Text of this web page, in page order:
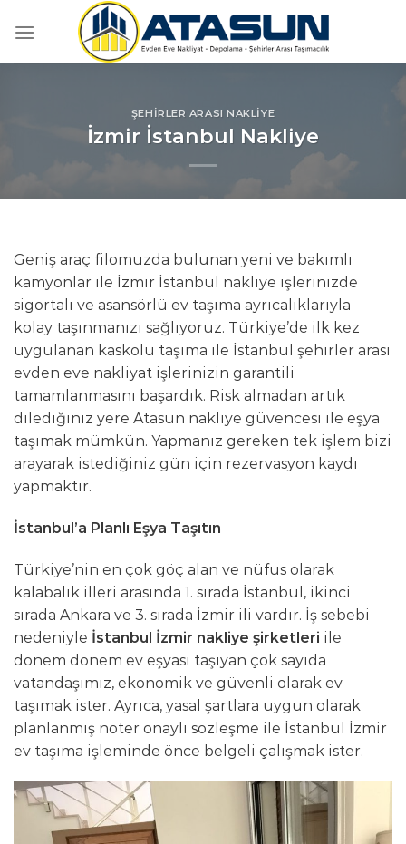
atla
ŞEHIRLER ARASI NAKLIYE
İzmir İstanbul Nakliye
Geniş araç filomuzda bulunan yeni ve bakımlı
kamyonlar ile İzmir İstanbul nakliye işlerinizde
sigortalı ve asansörlü ev taşıma ayrıcalıklarıyla
kolay taşınmanızı sağlıyoruz. Türkiye’de ilk kez
uygulanan kaskolu taşıma ile İstanbul şehirler arası
evden eve nakliyat işlerinizin garantili
tamamlanmasını başardık. Risk almadan artık
dilediğiniz yere Atasun nakliye güvencesi ile eşya
taşımak mümkün. Yapmanız gereken tek işlem bizi
arayarak istediğiniz gün için rezervasyon kaydı
yapmaktır.
İstanbul’a Planlı Eşya Taşıtın
Türkiye’nin en çok göç alan ve nüfus olarak
kalabalık illeri arasında 1. sırada İstanbul, ikinci
sırada Ankara ve 3. sırada İzmir ili vardır. İş sebebi
nedeniyle İstanbul İzmir nakliye şirketleri ile
dönem dönem ev eşyası taşıyan çok sayıda
vatandaşımız, ekonomik ve güvenli olarak ev
taşımak ister. Ayrıca, yasal şartlara uygun olarak
planlanmış noter onaylı sözleşme ile İstanbul İzmir
ev taşıma işleminde önce belgeli çalışmak ister.